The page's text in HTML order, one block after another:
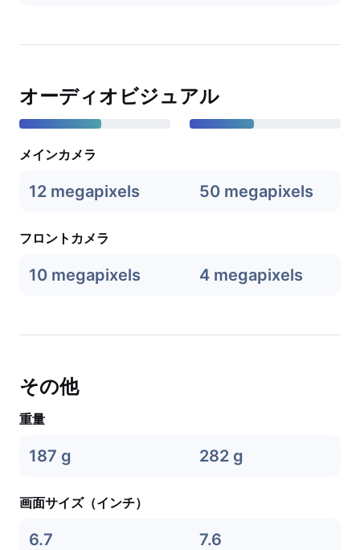
オーディオビジュアル
メインカメラ
12 megapixels 50 megapixels
フロントカメラ
10 megapixels 4 megapixels
その他
重量
187 g 282 g
画面サイズ（インチ）
6.7 7.6